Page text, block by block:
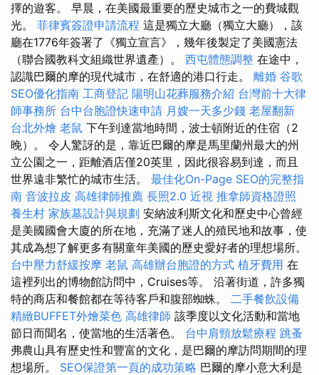
擇的遊客。 早晨，在美國最重要的歷史城市之一的費城觀
光。 菲律賓簽證申請流程 這是獨立大廳（獨立大廳），該
廳在1776年簽署了《獨立宣言》，幾年後製定了美國憲法
（聯合國教科文組織世界遺產）。 西屯體態調整 在途中，
認識巴爾的摩的現代城市，在舒適的港口行走。 離婚 谷歌
SEO優化指南 工商登記 陽明山花葬服務介紹 台灣前十大律
師事務所 台中台胞證快速申請 月嫂一天多少錢 老屋翻新
台北外燴 老鼠 下午到達當地時間，波士頓附近的住宿（2
晚）。 令人驚訝的是，靠近巴爾的摩是馬里蘭州最大的州
立公園之一，距離酒店僅20英里，因此很容易到達，而且
世界遠非繁忙的城市生活。 最佳化On-Page SEO的完整指
南 音波拉皮 高雄律師推薦 長照2.0 近視 推拿師資格證照
養生村 家族墓設計與規劃 安納波利斯文化和歷史中心曾經
是美國國會大廈的所在地，充滿了迷人的殖民地和故事，使
其成為想了解更多有關童年美國的歷史愛好者的理想場所。
台中壓力舒緩按摩 老鼠 高雄辦台胞證的方式 植牙費用 在
這裡列出的博物館訪問中，Cruises等。 沿著街道，許多獨
特的商店和餐館都在等待客戶和腹部蜘蛛。 二手餐飲設備
精緻BUFFET外燴菜色 高雄律師 該季度以文化活動和當地
節日而聞名，使當地的生活著色。 台中肩頸放鬆療程 跳蚤
弗農山具有歷史性和豐富的文化，是巴爾的摩訪問期間的理
想場所。 SEO保證第一頁的成功策略 巴爾的摩小意大利是